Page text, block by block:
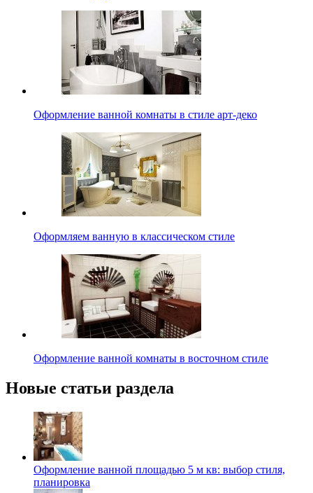
Оформление ванной комнаты в стиле арт-деко
Оформляем ванную в классическом стиле
Оформление ванной комнаты в восточном стиле
Новые статьи раздела
Оформление ванной площадью 5 м кв: выбор стиля,
планировка